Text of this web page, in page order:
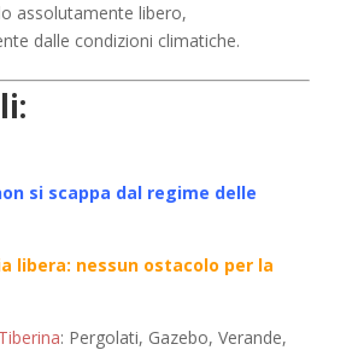
assolutamente libero,
dalle condizioni climatiche.
si scappa dal regime delle
libera: nessun ostacolo per la
: Pergolati, Gazebo, Verande,